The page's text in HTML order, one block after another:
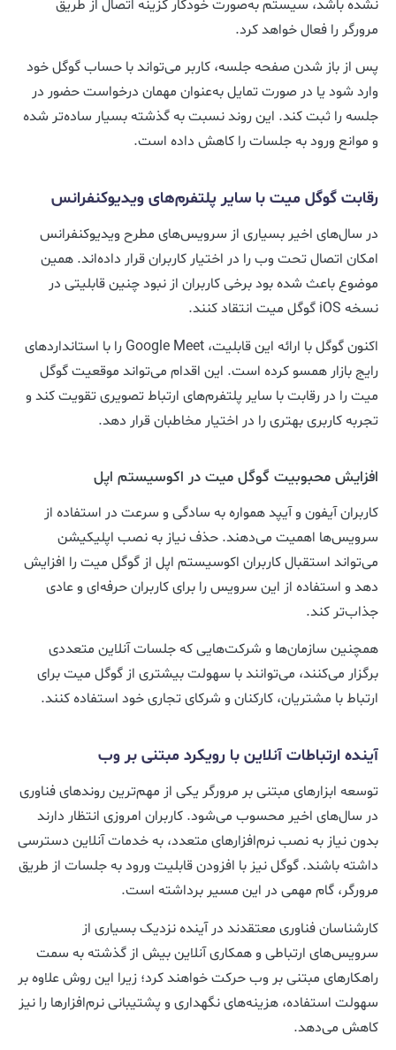
نشده باشد، سیستم به‌صورت خودکار گزینه اتصال از طریق
مرورگر را فعال خواهد کرد.
پس از باز شدن صفحه جلسه، کاربر می‌تواند با حساب گوگل خود
وارد شود یا در صورت تمایل به‌عنوان مهمان درخواست حضور در
جلسه را ثبت کند. این روند نسبت به گذشته بسیار ساده‌تر شده
و موانع ورود به جلسات را کاهش داده است.
رقابت گوگل میت با سایر پلتفرم‌های ویدیوکنفرانس
در سال‌های اخیر بسیاری از سرویس‌های مطرح ویدیوکنفرانس
امکان اتصال تحت وب را در اختیار کاربران قرار داده‌اند. همین
موضوع باعث شده بود برخی کاربران از نبود چنین قابلیتی در
نسخه iOS گوگل میت انتقاد کنند.
اکنون گوگل با ارائه این قابلیت، Google Meet را با استانداردهای
رایج بازار همسو کرده است. این اقدام می‌تواند موقعیت گوگل
میت را در رقابت با سایر پلتفرم‌های ارتباط تصویری تقویت کند و
تجربه کاربری بهتری را در اختیار مخاطبان قرار دهد.
افزایش محبوبیت گوگل میت در اکوسیستم اپل
کاربران آیفون و آیپد همواره به سادگی و سرعت در استفاده از
سرویس‌ها اهمیت می‌دهند. حذف نیاز به نصب اپلیکیشن
می‌تواند استقبال کاربران اکوسیستم اپل از گوگل میت را افزایش
دهد و استفاده از این سرویس را برای کاربران حرفه‌ای و عادی
جذاب‌تر کند.
همچنین سازمان‌ها و شرکت‌هایی که جلسات آنلاین متعددی
برگزار می‌کنند، می‌توانند با سهولت بیشتری از گوگل میت برای
ارتباط با مشتریان، کارکنان و شرکای تجاری خود استفاده کنند.
آینده ارتباطات آنلاین با رویکرد مبتنی بر وب
توسعه ابزارهای مبتنی بر مرورگر یکی از مهم‌ترین روندهای فناوری
در سال‌های اخیر محسوب می‌شود. کاربران امروزی انتظار دارند
بدون نیاز به نصب نرم‌افزارهای متعدد، به خدمات آنلاین دسترسی
داشته باشند. گوگل نیز با افزودن قابلیت ورود به جلسات از طریق
مرورگر، گام مهمی در این مسیر برداشته است.
کارشناسان فناوری معتقدند در آینده نزدیک بسیاری از
سرویس‌های ارتباطی و همکاری آنلاین بیش از گذشته به سمت
راهکارهای مبتنی بر وب حرکت خواهند کرد؛ زیرا این روش علاوه بر
سهولت استفاده، هزینه‌های نگهداری و پشتیبانی نرم‌افزارها را نیز
کاهش می‌دهد.